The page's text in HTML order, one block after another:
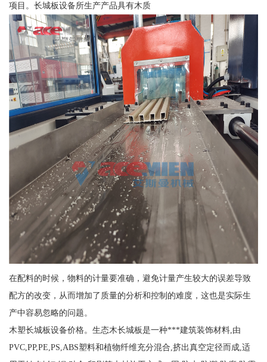
项目。长城板设备所生产产品具有木质
在配料的时候，物料的计量要准确，避免计量产生较大的误差导致
配方的改变，从而增加了质量的分析和控制的难度，这也是实际生
产中容易忽略的问题。
木塑长城板设备价格。生态木长城板是一种***建筑装饰材料,由
PVC,PP,PE,PS,ABS塑料和植物纤维充分混合,挤出真空定径而成,适